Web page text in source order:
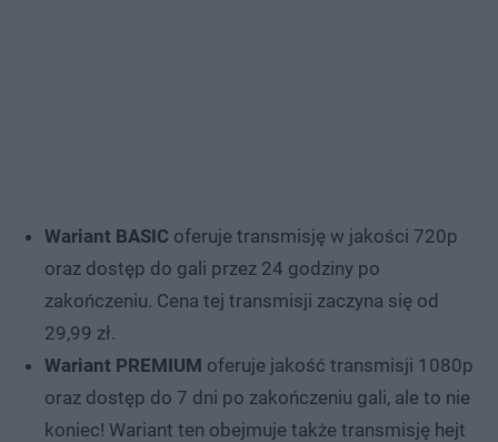
Wariant BASIC oferuje transmisję w jakości 720p
oraz dostęp do gali przez 24 godziny po
zakończeniu. Cena tej transmisji zaczyna się od
29,99 zł.
Wariant PREMIUM oferuje jakość transmisji 1080p
oraz dostęp do 7 dni po zakończeniu gali, ale to nie
koniec! Wariant ten obejmuje także transmisję hejt